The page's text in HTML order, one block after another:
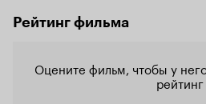
Рейтинг фильма
Оцените фильм, чтобы у
рейтинг